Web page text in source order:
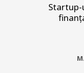
Startup-